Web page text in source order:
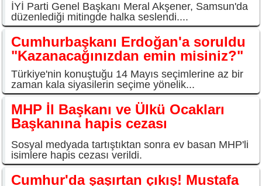
İYİ Parti Genel Başkanı Meral Akşener, Samsun'da
düzenlediği mitingde halka seslendi....
Cumhurbaşkanı Erdoğan'a soruldu
"Kazanacağınızdan emin misiniz?"
Türkiye'nin konuştuğu 14 Mayıs seçimlerine az bir
zaman kala siyasilerin seçime yönelik...
MHP İl Başkanı ve Ülkü Ocakları
Başkanına hapis cezası
Sosyal medyada tartıştıktan sonra ev basan MHP'li
isimlere hapis cezası verildi.
Cumhur'da şaşırtan çıkış! Mustafa